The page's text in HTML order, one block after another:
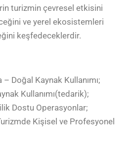
turizmin çevresel etkisini
ve yerel ekosistemleri
keşfedeceklerdir.
Doğal Kaynak Kullanımı;
Kullanımı(tedarik);
Dostu Operasyonlar;
Kişisel ve Profesyonel